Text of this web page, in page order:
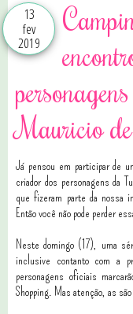
13
fev
2019
Mauricio
Já pensou em participar de
criador dos personagens da
que fizeram parte da nossa
Então você não pode perder
Neste domingo (17), uma
inclusive contanto com a
personagens oficiais
Shopping. Mas atenção, as